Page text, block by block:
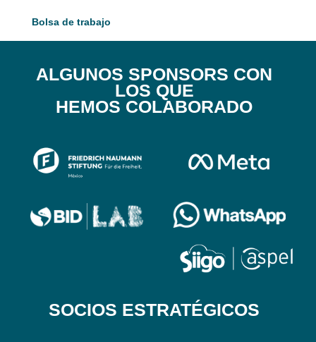
Bolsa de trabajo
ALGUNOS SPONSORS CON
LOS QUE
HEMOS COLABORADO
SOCIOS ESTRATÉGICOS